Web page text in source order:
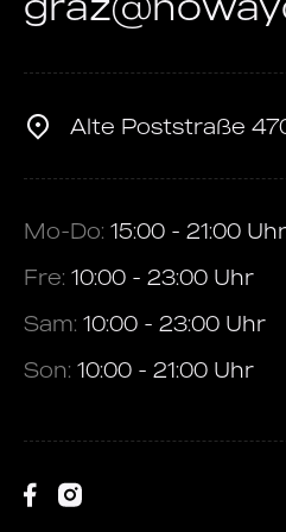
Alte Poststraße
Mo-Do: 15:00 - 21:00 Uhr
Fre: 10:00 - 23:00 Uhr
Sam: 10:00 - 23:00 Uhr
Son: 10:00 - 21:00 Uhr